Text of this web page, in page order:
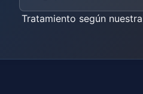
Tratamiento según nuestra